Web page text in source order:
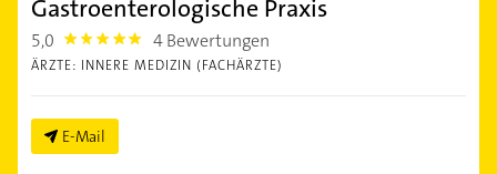
Gastroenterologische Praxis
5,0 5.0 4 Bewertungen
ÄRZTE: INNERE MEDIZIN (FACHÄRZTE)
E-Mail